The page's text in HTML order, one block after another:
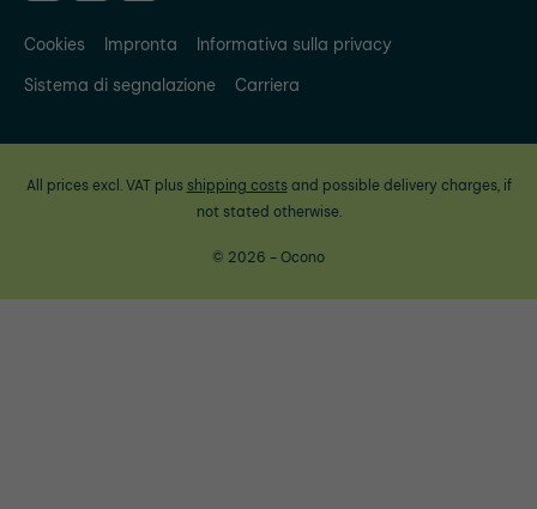
Cookies Impronta
Informativa sulla privacy
Sistema di segnalazione
Carriera
All prices excl. VAT plus shipping costsand possible delivery charges, if
not stated otherwise.
© 2026 - Ocono